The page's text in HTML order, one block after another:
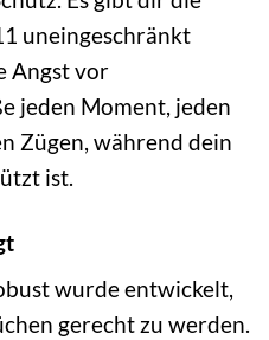
uneingeschränkt
Angst vor
jeden Moment, jeden
Zügen, während dein
ist.
wurde entwickelt,
gerecht zu werden.